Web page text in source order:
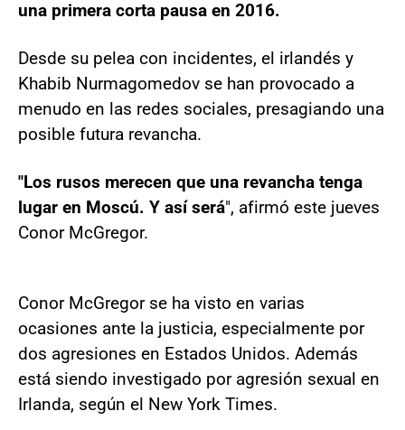
una primera corta pausa en 2016.
Desde su pelea con incidentes, el irlandés y
Khabib Nurmagomedov se han provocado a
menudo en las redes sociales, presagiando una
posible futura revancha.
"Los rusos merecen que una revancha tenga
lugar en Moscú. Y así será", afirmó este jueves
Conor McGregor.
Conor McGregor se ha visto en varias
ocasiones ante la justicia, especialmente por
dos agresiones en Estados Unidos. Además
está siendo investigado por agresión sexual en
Irlanda, según el New York Times.